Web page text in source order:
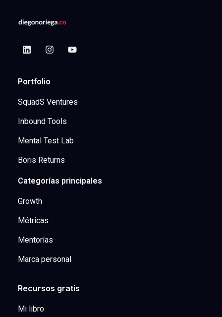
Portfolio
SquadS Ventures
Inbound Tools
Mental Test Lab
Boris Returns
Categorías principales
Growth
Métricas
Mentorías
Marca personal
Recursos gratis
Mi libro